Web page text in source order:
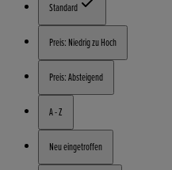
Standard
Preis: Niedrig zu Hoch
Preis: Absteigend
A - Z
Neu eingetroffen